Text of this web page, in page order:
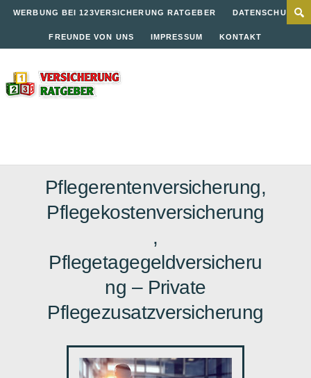
WERBUNG BEI 123VERSICHERUNG RATGEBER DATENSCHUTZ
FREUNDE VON UNS IMPRESSUM KONTAKT
Pflegerentenversicherung,
Pflegekostenversicherung
,
Pflegetagegeldversicheru
ng – Private
Pflegezusatzversicherung